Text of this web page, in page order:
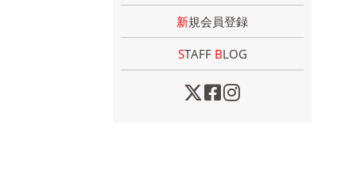
新規会員登録
STAFF BLOG